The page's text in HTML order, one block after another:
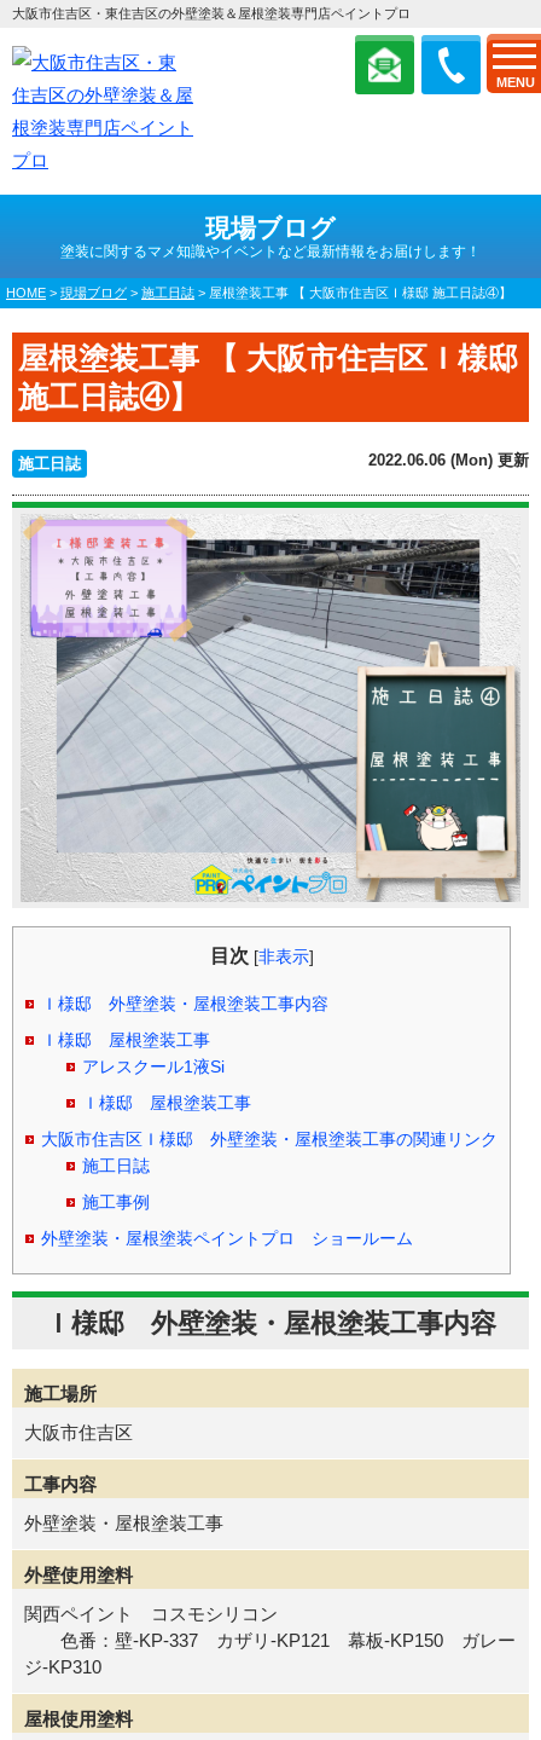
MENU
大阪市住吉区・東住吉区の外壁塗装＆屋根塗装専門店ペイントプロ
現場ブログ
塗装に関するマメ知識やイベントなど最新情報をお届けします！
HOME > 現場ブログ > 施工日誌 > 屋根塗装工事 【 大阪市住吉区Ｉ様邸 施工日誌④】
屋根塗装工事 【 大阪市住吉区Ｉ様邸
施工日誌④】
施工日誌 2022.06.06 (Mon) 更新
目次 [非表示]
Ｉ様邸 外壁塗装・屋根塗装工事内容
Ｉ様邸 屋根塗装工事
アレスクール1液Si
Ｉ様邸 屋根塗装工事
大阪市住吉区Ｉ様邸 外壁塗装・屋根塗装工事の関連リンク
施工日誌
施工事例
外壁塗装・屋根塗装ペイントプロ ショールーム
Ｉ様邸 外壁塗装・屋根塗装工事内容
施工場所
大阪市住吉区
工事内容
外壁塗装・屋根塗装工事
外壁使用塗料
関西ペイント コスモシリコン
色番：壁-KP-337 カザリ-KP121 幕板-KP150 ガレー
ジ-KP310
屋根使用塗料